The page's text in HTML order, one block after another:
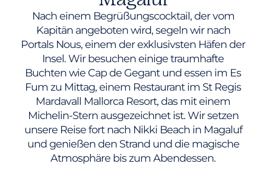
Nach einem Begrüßungscocktail, der vom
Kapitän angeboten wird, segeln wir nach
Portals Nous, einem der exklusivsten Häfen der
Insel. Wir besuchen einige traumhafte
Buchten wie Cap de Gegant und essen im Es
Fum zu Mittag, einem Restaurant im St Regis
Mardavall Mallorca Resort, das mit einem
Michelin-Stern ausgezeichnet ist. Wir setzen
unsere Reise fort nach Nikki Beach in Magaluf
und genießen den Strand und die magische
Atmosphäre bis zum Abendessen.